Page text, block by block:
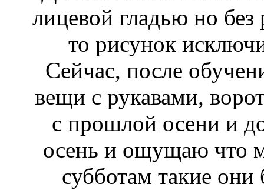
лицевой гладью но без
то рисунок
Сейчас, после
вещи с рукавами,
с прошлой осени и
осень и ощущаю что
субботам такие